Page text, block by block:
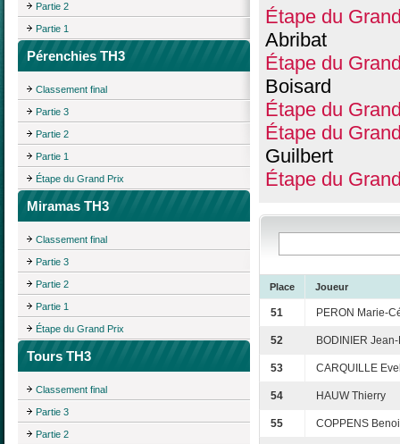
Partie 2
Partie 1
Pérenchies TH3
Classement final
Partie 3
Partie 2
Partie 1
Étape du Grand Prix
Miramas TH3
Classement final
Partie 3
Partie 2
Partie 1
Étape du Grand Prix
Tours TH3
Classement final
Partie 3
Partie 2
Étape du
Abribat
Étape du
Boisard
Étape du
Étape du
Guilbert
Étape du
Place Joueur
51 PERON Marie-
52 BODINIER
53 CARQUILLE
54 HAUW Thierry
55 COPPENS